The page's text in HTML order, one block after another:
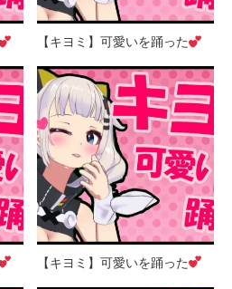
【キヨミ】可愛いを踊った
【キヨミ】可愛いを踊った